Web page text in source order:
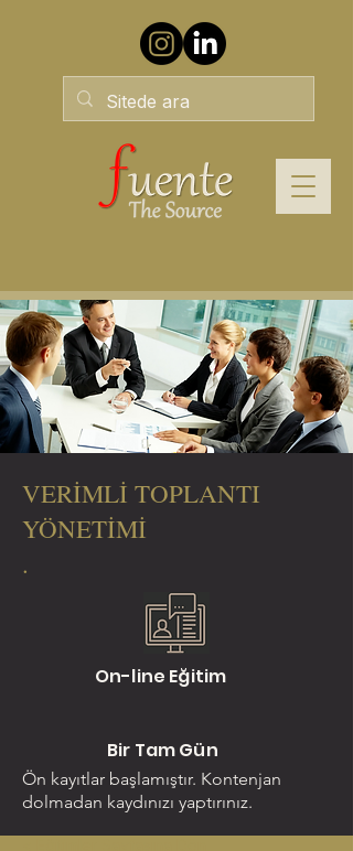
VERİMLİ TOPLANTI
YÖNETİMİ
.
On-line Eğitim
Bir Tam Gün
Ön kayıtlar başlamıştır. Kontenjan
dolmadan kaydınızı yaptırınız.